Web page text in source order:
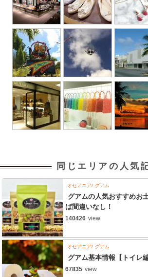
同じエリアの人気
オセアニア グアム
グアムの人気おすすめお
ば間違いなし！
140426 view
オセアニア グアム
グアム基本情報【トイレ編
67835 view